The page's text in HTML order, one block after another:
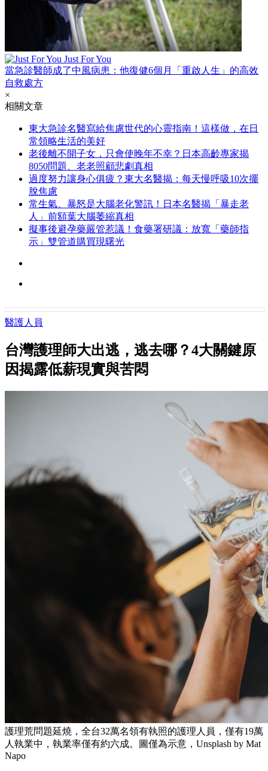
Just For You
當急診醫師成了中風病患：他復健6個月「重啟人生」的高效
自救處方
×
相關文章
東大急診名醫寫給焦慮世代的心靈指南！這樣做，在日
常領略生活的美好
老後離不開子女，只會使晚年不幸？日本高齡專家揭
8050問題、老老照顧悲劇真相
過度努力讓身心俱疲？東大名醫揭：每天慢呼吸10次擺
脫焦慮
常生氣、暴怒是大腦老化警訊！日本名醫揭「暴走老
人」前額葉大腦萎縮真相
擬事後避孕藥嚴管惹議！食藥署研議：放寬「藥師指
示」雙管道購買現曙光
醫護人員
台灣護理師大出逃，逃去哪？4大關鍵原
因揭露低薪現實與苦悶
護理荒問題延燒，全台32萬名領有執照的護理人員，僅有19萬
人執業中，執業率僅有約六成。圖僅為示意，Unsplash by Mat
Napo